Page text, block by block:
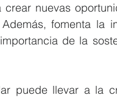
nuevas
fomenta la
de la
puede llevar a la